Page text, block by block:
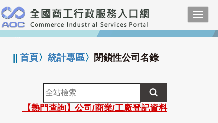
跳
到
主
要
:::
||首頁〉統計專區〉 閉鎖性公司名錄
全
站
檢
索
【熱門查詢】公司/商業/工廠登記資料